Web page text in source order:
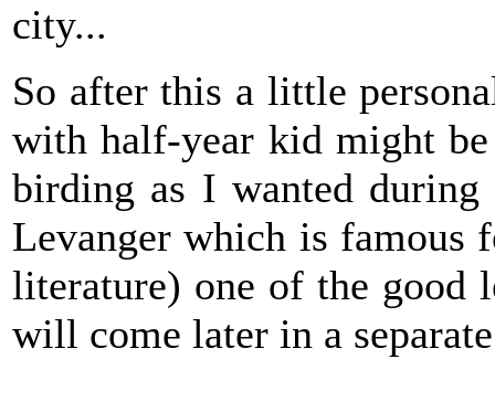
city...
So after this a little
with half-year kid might
birding as I wanted
Levanger which is famous
literature) one of the good
will come later in a